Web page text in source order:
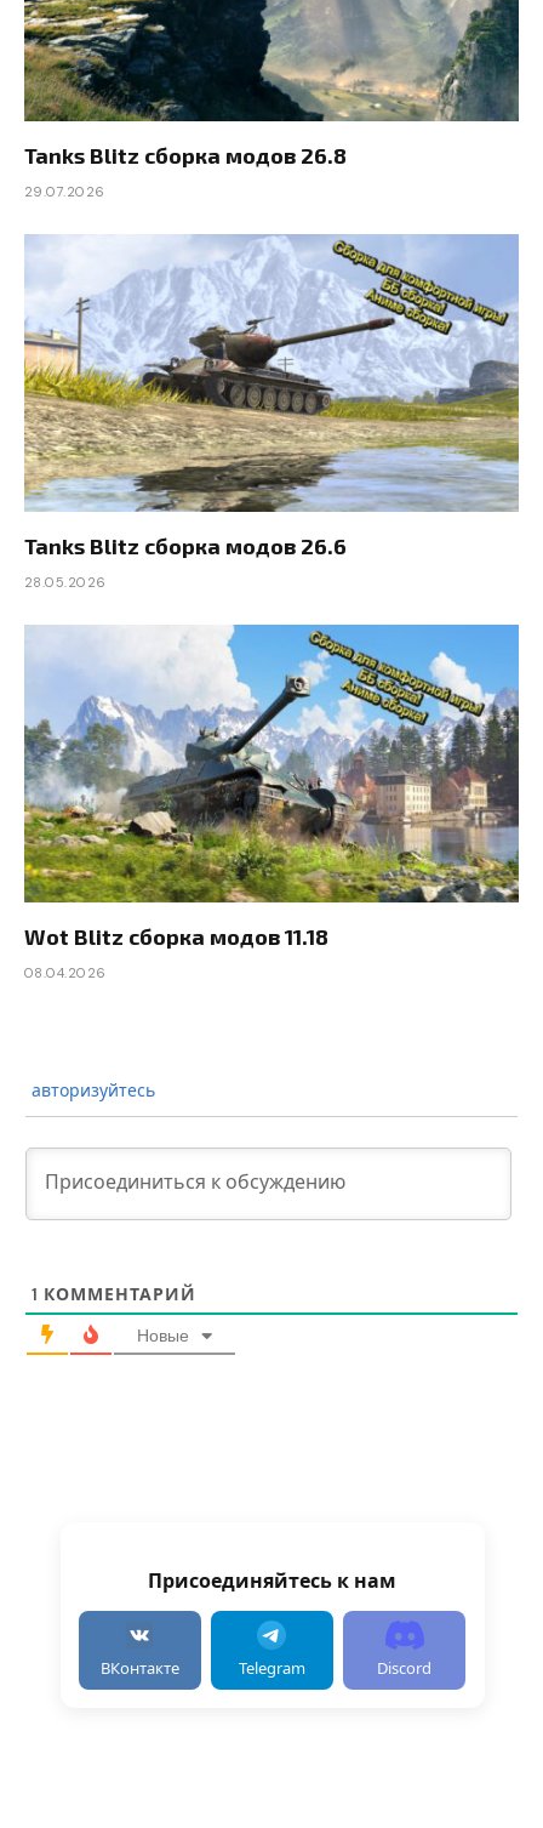
Tanks Blitz сборка модов 26.8
29.07.2026
Tanks Blitz сборка модов 26.6
28.05.2026
Wot Blitz сборка модов 11.18
08.04.2026
авторизуйтесь
1 КОММЕНТАРИЙ
Новые
Присоединяйтесь к нам
ВКонтакте Telegram Discord